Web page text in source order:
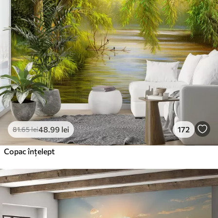
Premium
220.02132.01lei/m²
Vinil Premium
250.00150.00lei/m²
Peel and Stick
300.00180 .00lei/m²
81.65lei48 .99 lei 172
Copac înțelept